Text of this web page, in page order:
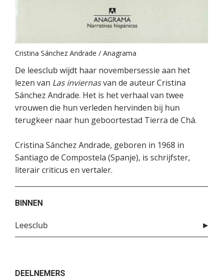
Cristina Sánchez Andrade / Anagrama
De leesclub wijdt haar novembersessie aan het
lezen van Las inviernasvan de auteur Cristina
Sánchez Andrade. Het is het verhaal van twee
vrouwen die hun verleden hervinden bij hun
terugkeer naar hun geboortestad Tierra de Chá.
Cristina Sánchez Andrade, geboren in 1968 in
Santiago de Compostela (Spanje), is schrijfster,
literair criticus en vertaler.
BINNEN
Leesclub
DEELNEMERS